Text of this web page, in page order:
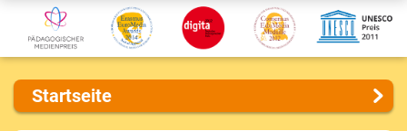
Startseite